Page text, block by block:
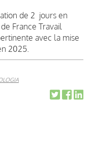
de 2 jours en
France Travail
avec la mise
2025.